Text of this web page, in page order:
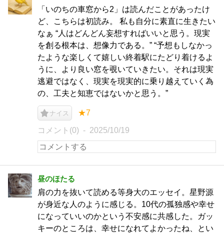
「いのちの車窓から2」は読んだことがあったけ
ど、こちらは初読み。 私も自分に素直に生きたい
なぁ “人はどんどん妄想すればいいと思う。現実
を創る根本は、想像力である。” “予想もしなかっ
たような楽しくて嬉しい終着駅にたどり着けるよ
うに、より良い窓を覗いていきたい。それは現実
逃避ではなく、現実を現実的に乗り越えていく為
の、工夫と知恵ではないかと思う。”
ナイス ★7
コメント(0) 2025/10/19
昼のほたる
肩の力を抜いて読める等身大のエッセイ。星野源
が身近な人のように感じる。10代の孤独感や幸せ
になっていいのかという不安感に共感した。ガッ
キーのところは、幸せになれてよかったね、とい